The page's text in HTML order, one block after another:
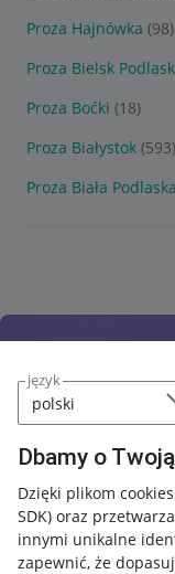
język
Dbamy o
Dzięki plikom
SDK) oraz
innymi unikalne
zapewnić, że
Proza Hajnówka (98)
Proza Bielsk
Proza Boćki (18)
Proza Białystok (593)
Proza Biała Podlaska